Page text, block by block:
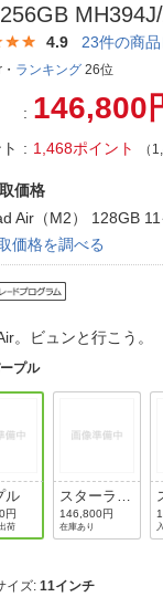
お客様サ
ご利用ガイ
ご利用規約
4.9 23件の商
ランキング 26位
146,800
1,468ポイント （
価格
Air（M2） 128GB
価格を調べる
。ビュンと行こう
プル
ル
円
荷
スターライ
ト
146,800円
在庫あり
イズ:11インチ